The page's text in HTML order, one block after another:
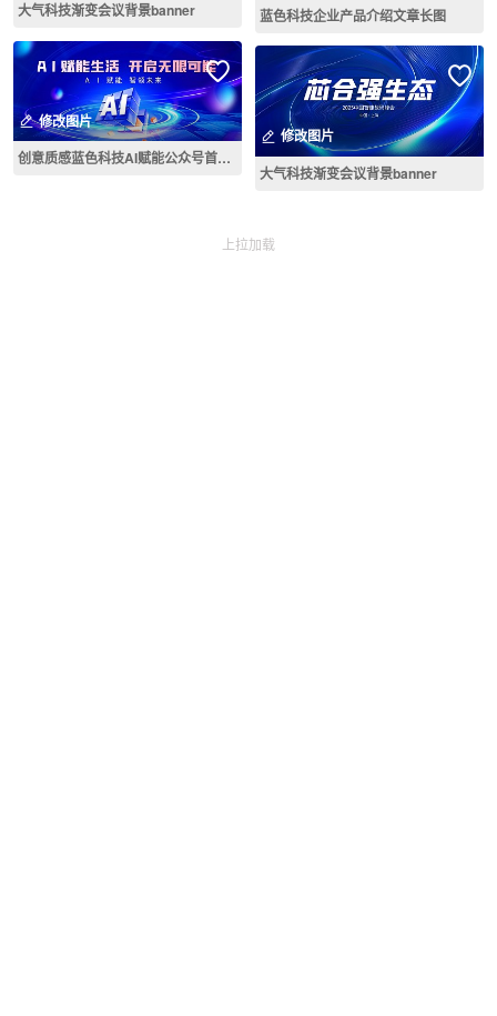
大气科技渐变会议背景banner
修改图片
创意质感蓝色科技AI赋能公众号首图背景
蓝色科技企业产品介绍文章长图
修改图片
大气科技渐变会议背景banner
上拉加载